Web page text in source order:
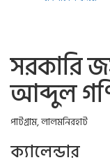
সরকারি
আব্দুল
পাটগ্রাম, লালমনিরহাট
ক্যালেন্ডার